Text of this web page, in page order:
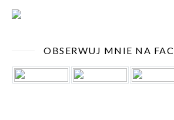
OBSERWUJ MNIE NA